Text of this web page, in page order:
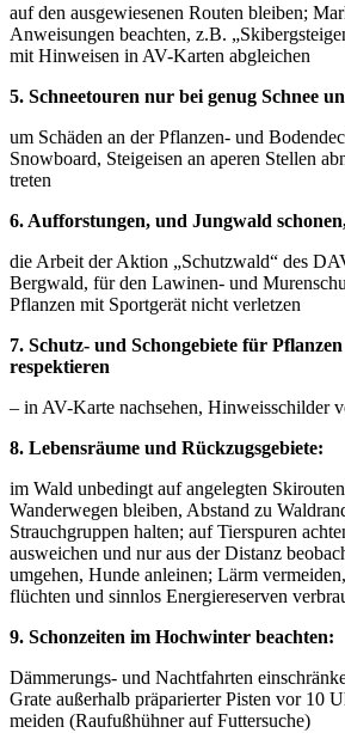
auf den ausgewiesenen Routen bleiben;
Anweisungen beachten, z.B.
mit Hinweisen in AV-Karten abgleichen
5. Schneetouren nur bei genug Schnee
um Schäden an der Pflanzen- und
Snowboard, Steigeisen an aperen Stellen
treten
6. Aufforstungen, und Jungwald
die Arbeit der Aktion „Schutzwald“ des
Bergwald, für den Lawinen- und
Pflanzen mit Sportgerät nicht verletzen
7. Schutz- und Schongebiete für
respektieren
– in AV-Karte nachsehen, Hinweisschilder
8. Lebensräume und Rückzugsgebiete:
im Wald unbedingt auf angelegten
Wanderwegen bleiben, Abstand zu
Strauchgruppen halten; auf Tierspuren
ausweichen und nur aus der Distanz
umgehen, Hunde anleinen; Lärm
flüchten und sinnlos Energiereserven
9. Schonzeiten im Hochwinter beachten:
Dämmerungs- und Nachtfahrten
Grate außerhalb präparierter Pisten vor 10
meiden (Raufußhühner auf Futtersuche)